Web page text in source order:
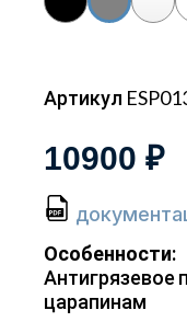
Артикул
10900 ₽
Особенности:
Антигрязевое
царапинам